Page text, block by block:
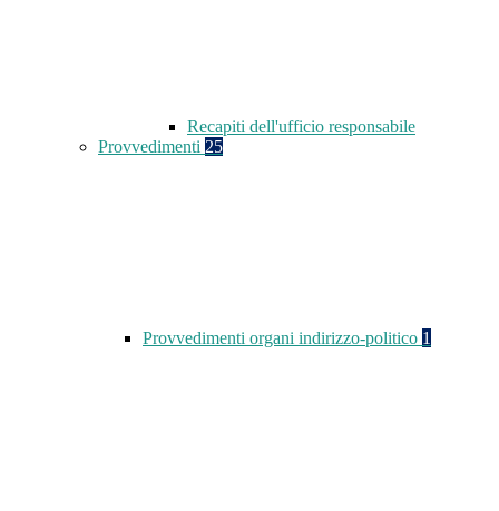
Recapiti dell'ufficio responsabile
Provvedimenti 25
Provvedimenti organi indirizzo-politico 1